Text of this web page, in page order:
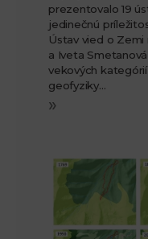
prezentovalo 19
jedinečnú
Ústav vied o
a Iveta
vekových
geofyziky…
»